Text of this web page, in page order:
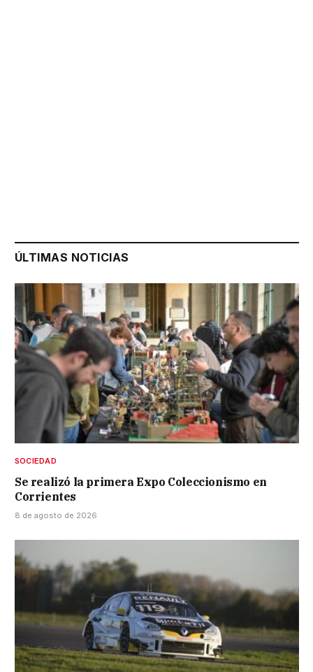
ÚLTIMAS NOTICIAS
SOCIEDAD
Se realizó la primera Expo Coleccionismo en
Corrientes
8 de agosto de 2026